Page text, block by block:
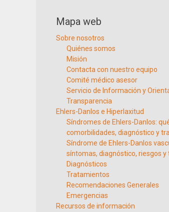
Mapa web
Sobre nosotros
Quiénes somos
Misión
Contacta con nuestro equipo
Comité médico asesor
Servicio de Información y
Transparencia
Ehlers-Danlos e Hiperlaxitud
Síndromes de Ehlers-Danlos:
comorbilidades, diagnóstico y
Síndrome de Ehlers-Danlos
síntomas, diagnóstico, riesgos
Diagnósticos
Tratamientos
Recomendaciones Generales
Emergencias
Recursos de información